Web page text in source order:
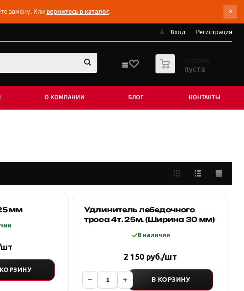
замену. Или вернитесь в каталог. ×
Вход Регистрация
0 Корзина
пуста
О КОМПАНИИ БЛОГ КОНТАКТЫ
мм
шт
Удлинитель лебедочного
троса 4т. 25м. (Ширина 30 мм)
В наличии
2 150 руб./шт
В КОРЗИНУ